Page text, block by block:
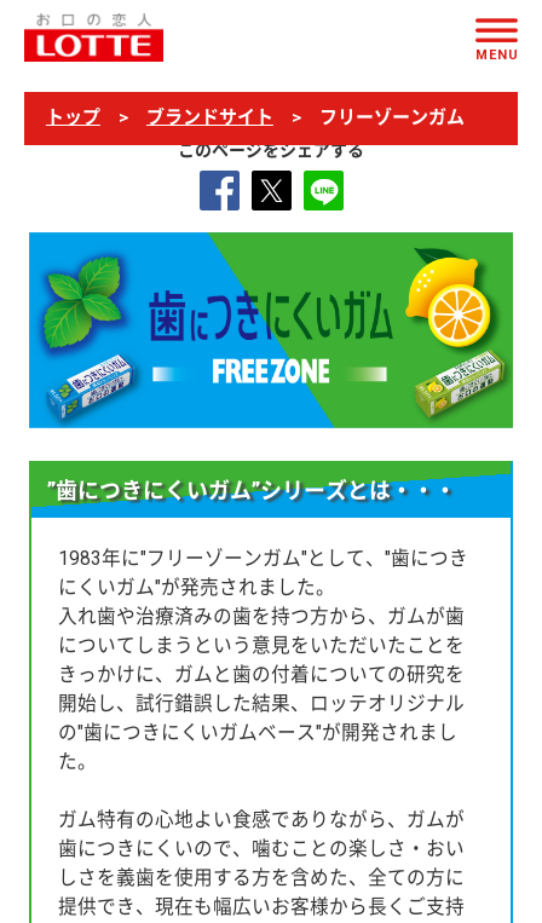
MENU
トップ ブランドサイト フリーゾーンガム
このページをシェアする
”歯につきにくいガム”シリーズとは・・・
1983年に"フリーゾーンガム"として、"歯につき
にくいガム"が発売されました。
入れ歯や治療済みの歯を持つ方から、ガムが歯
についてしまうという意見をいただいたことを
きっかけに、ガムと歯の付着についての研究を
開始し、試行錯誤した結果、ロッテオリジナル
の"歯につきにくいガムベース"が開発されまし
た。
ガム特有の心地よい食感でありながら、ガムが
歯につきにくいので、噛むことの楽しさ・おい
しさを義歯を使用する方を含めた、全ての方に
提供でき、現在も幅広いお客様から長くご支持